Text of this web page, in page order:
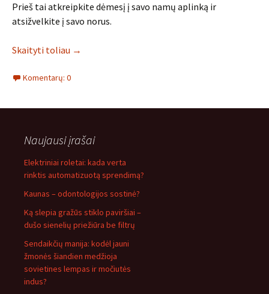
Prieš tai atkreipkite dėmesį į savo namų aplinką ir
atsižvelkite į savo norus.
Skaityti toliau →
Komentarų: 0
Naujausi įrašai
Elektriniai roletai: kada verta
rinktis automatizuotą sprendimą?
Kaunas – odontologijos sostinė?
Ką slepia gražūs stiklo paviršiai –
dušo sienelių priežiūra be filtrų
Sendaikčių manija: kodėl jauni
žmonės šiandien medžioja
sovietines lempas ir močiutės
indus?